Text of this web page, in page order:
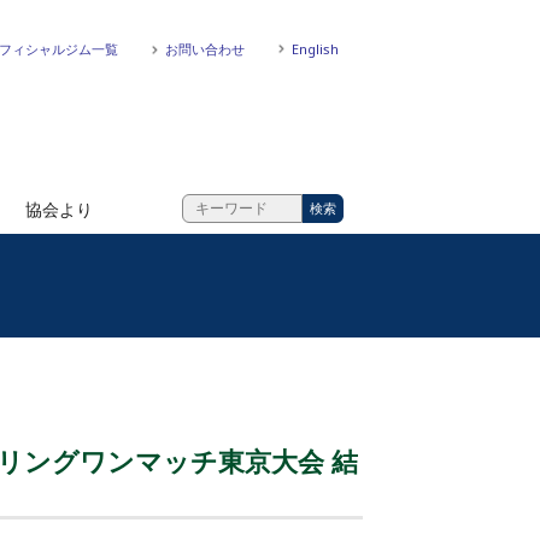
ィシャルジム一覧 お問い合わせ English
協会より
ングワンマッチ東京大会 結